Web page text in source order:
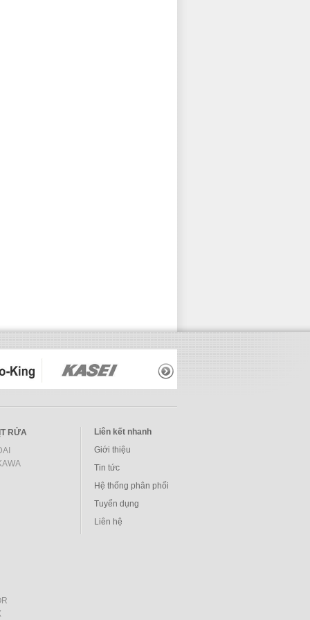
RỬA
Liên kết nhanh
Giới thiệu
Tin tức
Hệ thống phân phối
Tuyển dụng
Liên hệ